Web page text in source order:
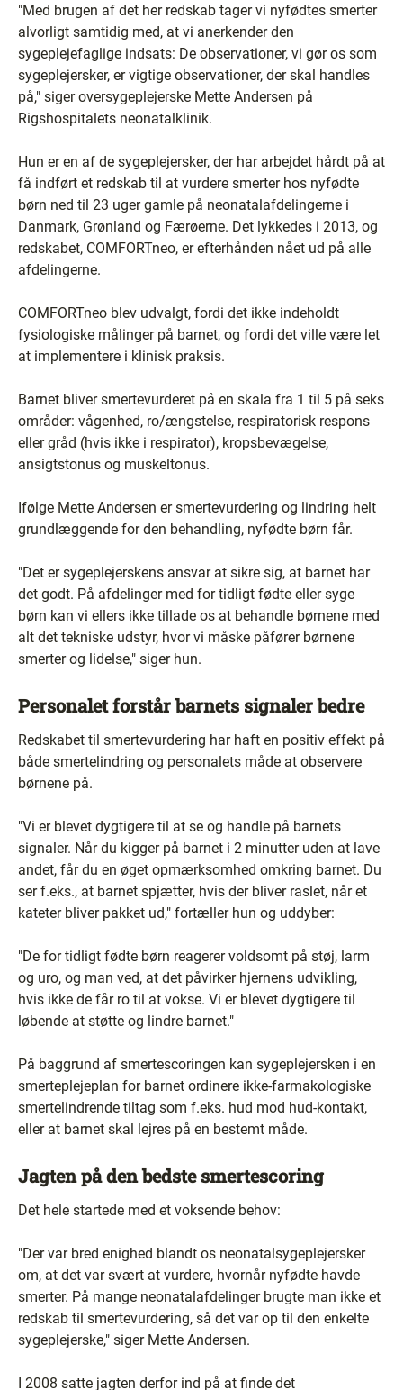
"Med brugen af det her redskab tager vi nyfødtes smerter
alvorligt samtidig med, at vi anerkender den
sygeplejefaglige indsats: De observationer, vi gør os som
sygeplejersker, er vigtige observationer, der skal handles
på," siger oversygeplejerske Mette Andersen på
Rigshospitalets neonatalklinik.
Hun er en af de sygeplejersker, der har arbejdet hårdt på at
få indført et redskab til at vurdere smerter hos nyfødte
børn ned til 23 uger gamle på neonatalafdelingerne i
Danmark, Grønland og Færøerne. Det lykkedes i 2013, og
redskabet, COMFORTneo, er efterhånden nået ud på alle
afdelingerne.
COMFORTneo blev udvalgt, fordi det ikke indeholdt
fysiologiske målinger på barnet, og fordi det ville være let
at implementere i klinisk praksis.
Barnet bliver smertevurderet på en skala fra 1 til 5 på seks
områder: vågenhed, ro/ængstelse, respiratorisk respons
eller gråd (hvis ikke i respirator), kropsbevægelse,
ansigtstonus og muskeltonus.
Ifølge Mette Andersen er smertevurdering og lindring helt
grundlæggende for den behandling, nyfødte børn får.
"Det er sygeplejerskens ansvar at sikre sig, at barnet har
det godt. På afdelinger med for tidligt fødte eller syge
børn kan vi ellers ikke tillade os at behandle børnene med
alt det tekniske udstyr, hvor vi måske påfører børnene
smerter og lidelse," siger hun.
Personalet forstår barnets signaler bedre
Redskabet til smertevurdering har haft en positiv effekt på
både smertelindring og personalets måde at observere
børnene på.
"Vi er blevet dygtigere til at se og handle på barnets
signaler. Når du kigger på barnet i 2 minutter uden at lave
andet, får du en øget opmærksomhed omkring barnet. Du
ser f.eks., at barnet spjætter, hvis der bliver raslet, når et
kateter bliver pakket ud," fortæller hun og uddyber:
"De for tidligt fødte børn reagerer voldsomt på støj, larm
og uro, og man ved, at det påvirker hjernens udvikling,
hvis ikke de får ro til at vokse. Vi er blevet dygtigere til
løbende at støtte og lindre barnet."
På baggrund af smertescoringen kan sygeplejersken i en
smerteplejeplan for barnet ordinere ikke-farmakologiske
smertelindrende tiltag som f.eks. hud mod hud-kontakt,
eller at barnet skal lejres på en bestemt måde.
Jagten på den bedste smertescoring
Det hele startede med et voksende behov:
"Der var bred enighed blandt os neonatalsygeplejersker
om, at det var svært at vurdere, hvornår nyfødte havde
smerter. På mange neonatalafdelinger brugte man ikke et
redskab til smertevurdering, så det var op til den enkelte
sygeplejerske," siger Mette Andersen.
I 2008 satte jagten derfor ind på at finde det